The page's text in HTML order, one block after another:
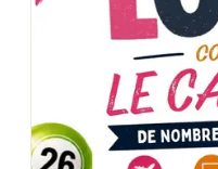
Soirées
Sorties famille
Expos
Strasbourg
Toutes les villes